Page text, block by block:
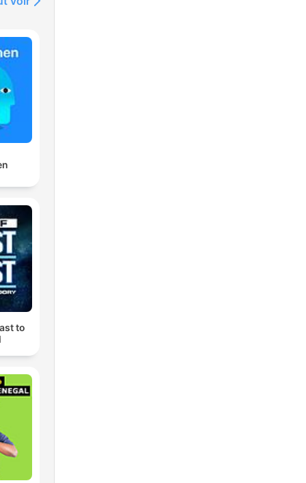
to